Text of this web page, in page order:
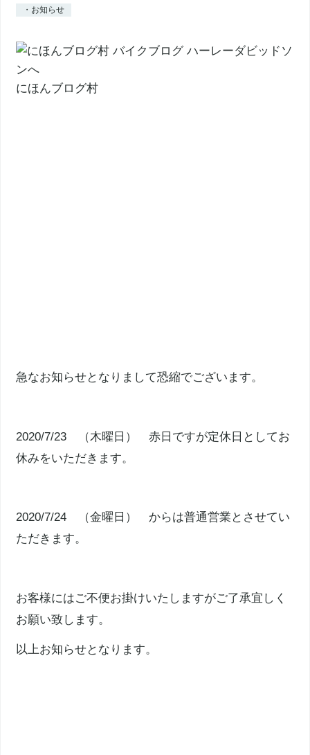
・お知らせ
にほんブログ村
急なお知らせとなりまして恐縮でございます。
2020/7/23 （木曜日） 赤日ですが定休日としてお
休みをいただきます。
2020/7/24 （金曜日） からは普通営業とさせてい
ただきます。
お客様にはご不便お掛けいたしますがご了承宜しく
お願い致します。
以上お知らせとなります。